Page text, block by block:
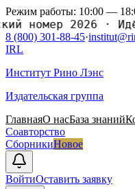
Режим работы: 10:00 —
номер 2026·
8 (800) 301-88-45·
IRL
Институт Рино Лэнс
Издательская группа
ГлавнаяО насБаза знаний
Соавторство
СборникиНовое
ВойтиОставить заявку